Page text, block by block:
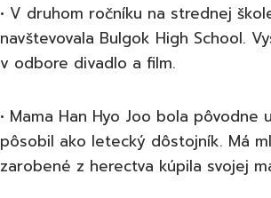
• V druhom ročníku na strednej
navštevovala Bulgok High School.
v odbore divadlo a film.
• Mama Han Hyo Joo bola
pôsobil ako letecký dôstojník. Má
zarobené z herectva kúpila svojej